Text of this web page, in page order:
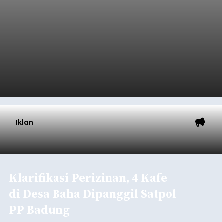
Iklan
Klarifikasi Perizinan, 4 Kafe
di Desa Baha Dipanggil Satpol
PP Badung